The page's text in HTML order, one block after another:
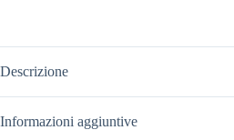
Descrizione
Informazioni aggiuntive